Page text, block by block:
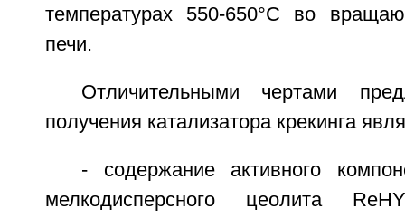
температурах 550-650°C во
печи.
Отличительными чертами
получения катализатора крекинга
- содержание активного
мелкодисперсного цеолита